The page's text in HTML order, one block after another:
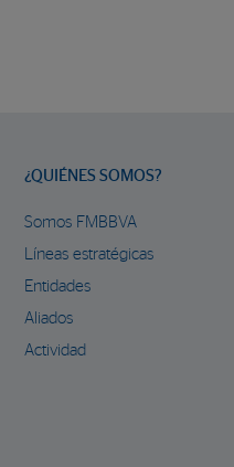
¿QUIÉNES SOMOS?
Somos FMBBVA
Líneas estratégicas
Entidades
Aliados
Actividad